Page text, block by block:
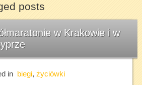
posts
w Krakowie i w
in biegi, życiówki